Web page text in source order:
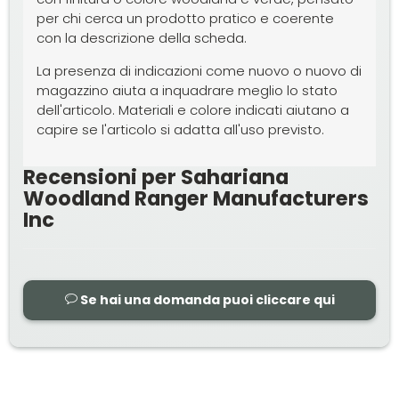
per chi cerca un prodotto pratico e coerente
con la descrizione della scheda.
La presenza di indicazioni come nuovo o nuovo di
magazzino aiuta a inquadrare meglio lo stato
dell'articolo. Materiali e colore indicati aiutano a
capire se l'articolo si adatta all'uso previsto.
Recensioni per Sahariana
Woodland Ranger Manufacturers
Inc
Se hai una domanda puoi cliccare qui